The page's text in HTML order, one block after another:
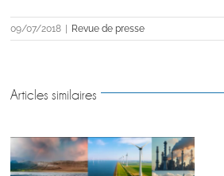
09/07/2018 | Revue de presse
Articles similaires